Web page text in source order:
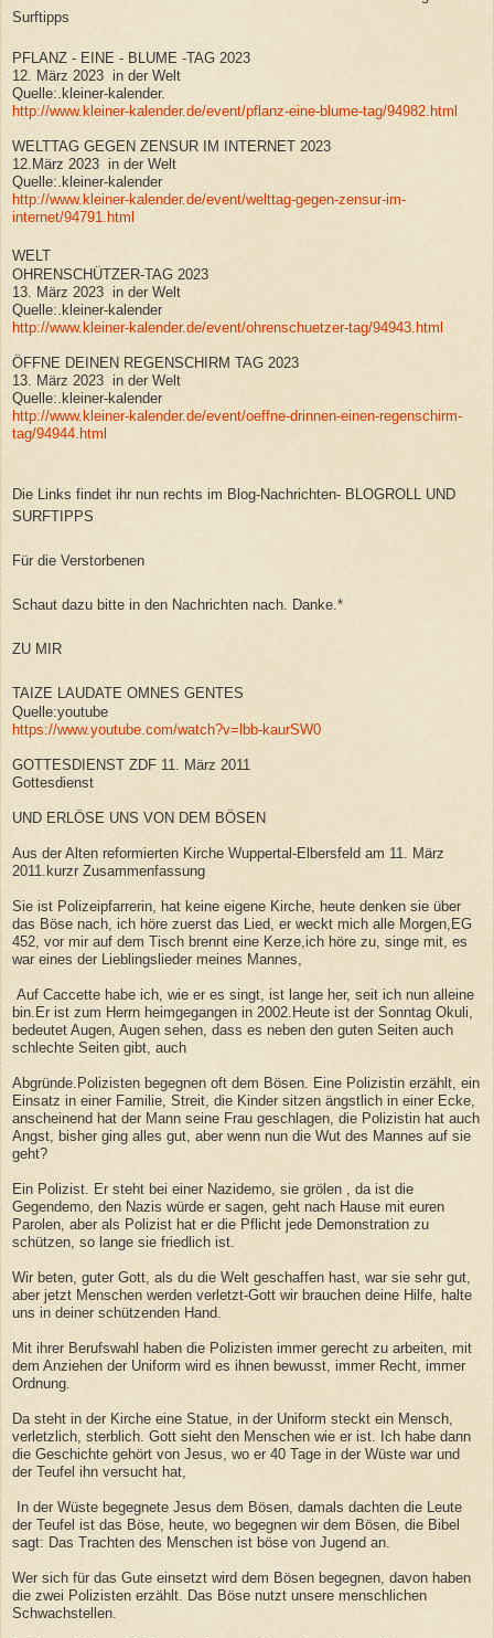
Surftipps
PFLANZ - EINE - BLUME -TAG 2023
12. März 2023 in der Welt
Quelle:.kleiner-kalender.
http://www.kleiner-kalender.de/event/pflanz-eine-blume-tag/94982.html
WELTTAG GEGEN ZENSUR IM INTERNET 2023
12.März 2023 in der Welt
Quelle:.kleiner-kalender
http://www.kleiner-kalender.de/event/welttag-gegen-zensur-im-
internet/94791.html
OHRENSCHÜTZER-TAG 2023
13. März 2023 in der Welt
Quelle:.kleiner-kalender
http://www.kleiner-kalender.de/event/ohrenschuetzer-tag/94943.html
ÖFFNE DEINEN REGENSCHIRM TAG 2023
13. März 2023 in der Welt
Quelle:.kleiner-kalender
http://www.kleiner-kalender.de/event/oeffne-drinnen-einen-regenschirm-
tag/94944.html
WELT
Die Links findet ihr nun rechts im Blog-Nachrichten- BLOGROLL UND
SURFTIPPS
Für die Verstorbenen
Schaut dazu bitte in den Nachrichten nach. Danke.*
ZU MIR
TAIZE LAUDATE OMNES GENTES
Quelle:youtube
https://www.youtube.com/watch?v=lbb-kaurSW0
GOTTESDIENST ZDF 11. März 2011
Gottesdienst
UND ERLÖSE UNS VON DEM BÖSEN
Aus der Alten reformierten Kirche Wuppertal-Elbersfeld am 11. März
2011.kurzr Zusammenfassung
Sie ist Polizeipfarrerin, hat keine eigene Kirche, heute denken sie über
das Böse nach, ich höre zuerst das Lied, er weckt mich alle Morgen,EG
452, vor mir auf dem Tisch brennt eine Kerze,ich höre zu, singe mit, es
war eines der Lieblingslieder meines Mannes,
Auf Caccette habe ich, wie er es singt, ist lange her, seit ich nun alleine
bin.Er ist zum Herrn heimgegangen in 2002.Heute ist der Sonntag Okuli,
bedeutet Augen, Augen sehen, dass es neben den guten Seiten auch
schlechte Seiten gibt, auch
Abgründe.Polizisten begegnen oft dem Bösen. Eine Polizistin erzählt, ein
Einsatz in einer Familie, Streit, die Kinder sitzen ängstlich in einer Ecke,
anscheinend hat der Mann seine Frau geschlagen, die Polizistin hat auch
Angst, bisher ging alles gut, aber wenn nun die Wut des Mannes auf sie
geht?
Ein Polizist. Er steht bei einer Nazidemo, sie grölen , da ist die
Gegendemo, den Nazis würde er sagen, geht nach Hause mit euren
Parolen, aber als Polizist hat er die Pflicht jede Demonstration zu
schützen, so lange sie friedlich ist.
Wir beten, guter Gott, als du die Welt geschaffen hast, war sie sehr gut,
aber jetzt Menschen werden verletzt-Gott wir brauchen deine Hilfe, halte
uns in deiner schützenden Hand.
Mit ihrer Berufswahl haben die Polizisten immer gerecht zu arbeiten, mit
dem Anziehen der Uniform wird es ihnen bewusst, immer Recht, immer
Ordnung.
Da steht in der Kirche eine Statue, in der Uniform steckt ein Mensch,
verletzlich, sterblich. Gott sieht den Menschen wie er ist. Ich habe dann
die Geschichte gehört von Jesus, wo er 40 Tage in der Wüste war und
der Teufel ihn versucht hat,
In der Wüste begegnete Jesus dem Bösen, damals dachten die Leute
der Teufel ist das Böse, heute, wo begegnen wir dem Bösen, die Bibel
sagt: Das Trachten des Menschen ist böse von Jugend an.
Wer sich für das Gute einsetzt wird dem Bösen begegnen, davon haben
die zwei Polizisten erzählt. Das Böse nutzt unsere menschlichen
Schwachstellen.